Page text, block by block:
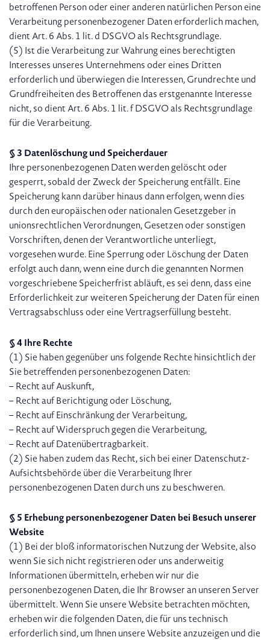
betroffenen Person oder einer anderen natürlichen Person eine
Verarbeitung personenbezogener Daten erforderlich machen,
dient Art. 6 Abs. 1 lit. d DSGVO als Rechtsgrundlage.
(5) Ist die Verarbeitung zur Wahrung eines berechtigten
Interesses unseres Unternehmens oder eines Dritten
erforderlich und überwiegen die Interessen, Grundrechte und
Grundfreiheiten des Betroffenen das erstgenannte Interesse
nicht, so dient Art. 6 Abs. 1 lit. f DSGVO als Rechtsgrundlage
für die Verarbeitung.
§ 3 Datenlöschung und Speicherdauer
Ihre personenbezogenen Daten werden gelöscht oder
gesperrt, sobald der Zweck der Speicherung entfällt. Eine
Speicherung kann darüber hinaus dann erfolgen, wenn dies
durch den europäischen oder nationalen Gesetzgeber in
unionsrechtlichen Verordnungen, Gesetzen oder sonstigen
Vorschriften, denen der Verantwortliche unterliegt,
vorgesehen wurde. Eine Sperrung oder Löschung der Daten
erfolgt auch dann, wenn eine durch die genannten Normen
vorgeschriebene Speicherfrist abläuft, es sei denn, dass eine
Erforderlichkeit zur weiteren Speicherung der Daten für einen
Vertragsabschluss oder eine Vertragserfüllung besteht.
§ 4 Ihre Rechte
(1) Sie haben gegenüber uns folgende Rechte hinsichtlich der
Sie betreffenden personenbezogenen Daten:
– Recht auf Auskunft,
– Recht auf Berichtigung oder Löschung,
– Recht auf Einschränkung der Verarbeitung,
– Recht auf Widerspruch gegen die Verarbeitung,
– Recht auf Datenübertragbarkeit.
(2) Sie haben zudem das Recht, sich bei einer Datenschutz-
Aufsichtsbehörde über die Verarbeitung Ihrer
personenbezogenen Daten durch uns zu beschweren.
§ 5 Erhebung personenbezogener Daten bei Besuch unserer
Website
(1) Bei der bloß informatorischen Nutzung der Website, also
wenn Sie sich nicht registrieren oder uns anderweitig
Informationen übermitteln, erheben wir nur die
personenbezogenen Daten, die Ihr Browser an unseren Server
übermittelt. Wenn Sie unsere Website betrachten möchten,
erheben wir die folgenden Daten, die für uns technisch
erforderlich sind, um Ihnen unsere Website anzuzeigen und die